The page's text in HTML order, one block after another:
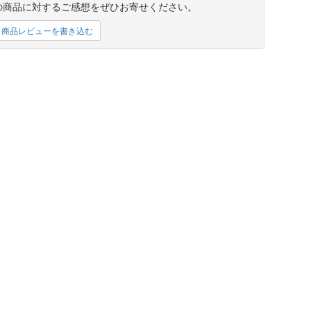
品に対するご感想をぜひお寄せください。
品レビューを書き込む